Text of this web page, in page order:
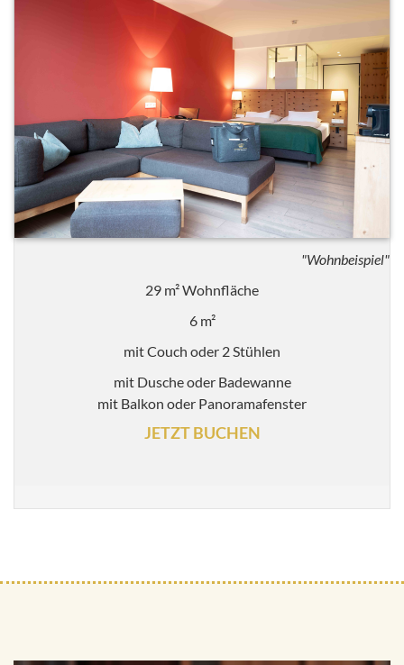
"Wohnbeispiel"
29 m² Wohnfläche
6 m²
mit Couch oder 2 Stühlen
mit Dusche oder Badewanne
mit Balkon oder Panoramafenster
JETZT BUCHEN